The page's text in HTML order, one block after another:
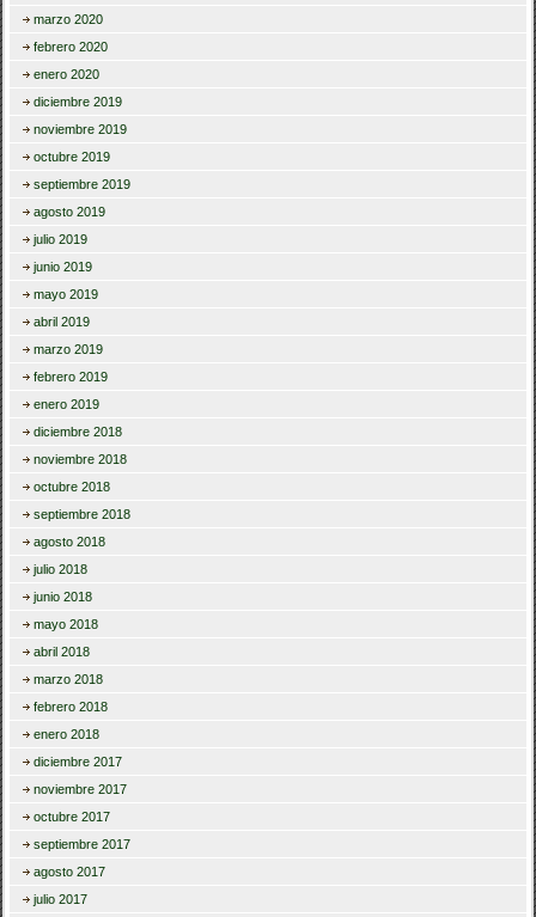
marzo 2020
febrero 2020
enero 2020
diciembre 2019
noviembre 2019
octubre 2019
septiembre 2019
agosto 2019
julio 2019
junio 2019
mayo 2019
abril 2019
marzo 2019
febrero 2019
enero 2019
diciembre 2018
noviembre 2018
octubre 2018
septiembre 2018
agosto 2018
julio 2018
junio 2018
mayo 2018
abril 2018
marzo 2018
febrero 2018
enero 2018
diciembre 2017
noviembre 2017
octubre 2017
septiembre 2017
agosto 2017
julio 2017